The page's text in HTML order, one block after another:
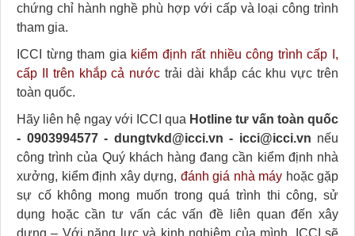
chứng chỉ hành nghề phù hợp với cấp và loại công trình
tham gia.
ICCI từng tham gia kiểm định rất nhiều công trình cấp I,
cấp II trên khắp cả nước trải dài khắp các khu vực trên
toàn quốc.
Hãy liên hệ ngay với ICCI qua Hotline tư vấn toàn quốc
- 0903994577 - dungtvkd@icci.vn - icci@icci.vn nếu
công trình của Quý khách hàng đang cần kiểm định nhà
xưởng, kiểm định xây dựng, đánh giá nhà máy hoặc gặp
sự cố không mong muốn trong quá trình thi công, sử
dụng hoặc cần tư vấn các vấn đề liên quan đến xây
dựng – Với năng lực và kinh nghiệm của mình, ICCI sẽ